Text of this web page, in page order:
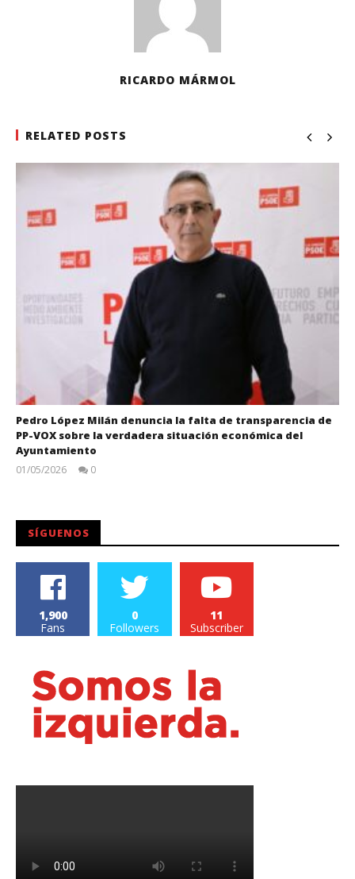
RICARDO MÁRMOL
RELATED POSTS
Pedro López Milán denuncia la falta de transparencia de
PP-VOX sobre la verdadera situación económica del
Ayuntamiento
01/05/2026
0
SÍGUENOS
1,900
Fans
0
Followers
11
Subscriber